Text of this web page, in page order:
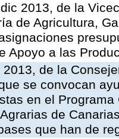
2013, de la
de Agricultura,
Apoyo a las
2013, de la
se convocan
en el
de
que han de